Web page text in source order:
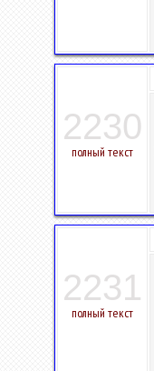
2230
полный текст
2231
полный текст